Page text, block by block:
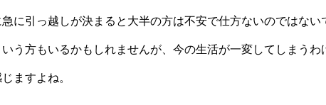
に引っ越しが決まると大半の方は不安で仕方ないのではない
う方もいるかもしれませんが、今の生活が一変してしまうわ
ますよね。